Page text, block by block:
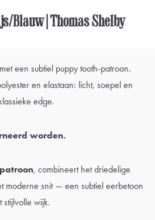
Blauw | Thomas Shelby
een subtiel puppy tooth-patroon.
en elastaan: licht, soepel en
edge.
worden.
, combineert het driedelige
moderne snit — een subtiel eerbetoon
stijlvolle wijk.